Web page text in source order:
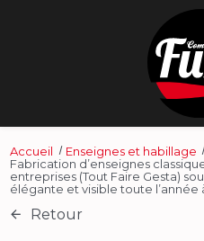
Accueil Enseignes et habillage
Fabrication d’enseignes
entreprises (Tout Faire Gesta)
élégante et visible toute l’année
Retour
Panneau de gestion des